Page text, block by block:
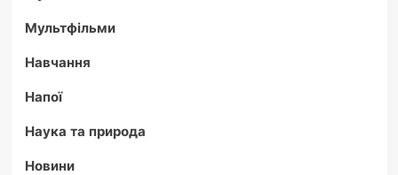
Мультфільми
Навчання
Напої
Наука та природа
Новини